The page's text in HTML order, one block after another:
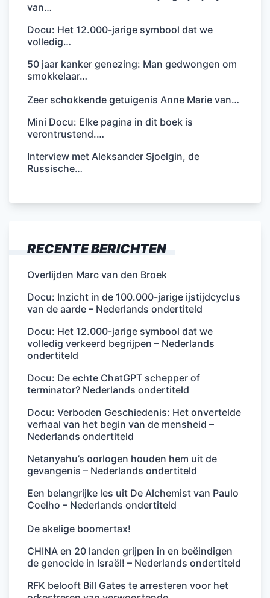
van…
Docu: Het 12.000-jarige symbool dat we
volledig…
50 jaar kanker genezing: Man gedwongen om
smokkelaar…
Zeer schokkende getuigenis Anne Marie van…
Mini Docu: Elke pagina in dit boek is
verontrustend.…
Interview met Aleksander Sjoelgin, de
Russische…
RECENTE BERICHTEN
Overlijden Marc van den Broek
Docu: Inzicht in de 100.000-jarige ijstijdcyclus
van de aarde – Nederlands ondertiteld
Docu: Het 12.000-jarige symbool dat we
volledig verkeerd begrijpen – Nederlands
ondertiteld
Docu: De echte ChatGPT schepper of
terminator? Nederlands ondertiteld
Docu: Verboden Geschiedenis: Het onvertelde
verhaal van het begin van de mensheid –
Nederlands ondertiteld
Netanyahu’s oorlogen houden hem uit de
gevangenis – Nederlands ondertiteld
Een belangrijke les uit De Alchemist van Paulo
Coelho – Nederlands ondertiteld
De akelige boomertax!
CHINA en 20 landen grijpen in en beëindigen
de genocide in Israël! – Nederlands ondertiteld
RFK belooft Bill Gates te arresteren voor het